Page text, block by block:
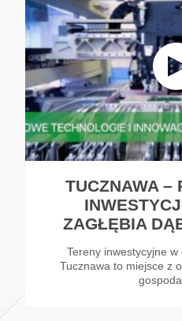
TUCZNAWA –
ZAGŁĘBIA
Tereny inwestycyjne
Tucznawa to miejsce z